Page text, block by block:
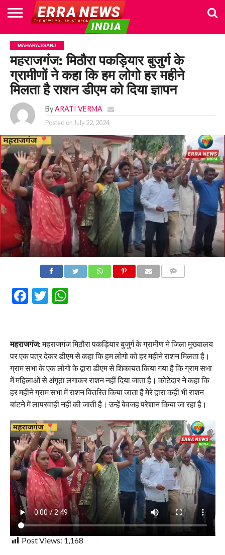
HOME
POLITICS
NEWS
BUSINESS
CULTURE
NATIONAL
SPORTS
LIFESTYLE
TRAVEL
OPINION
BREAKING
NEWS
ENTERTAINMENT
WORLD
CRIME
JOIN
US
MAHARAJGANJ
महराजगंज: मिठौरा पकड़ियार बुजुर्ग के
ग्रामीणों ने कहा कि हम लोगो हर महीने
मिलता है राशन डीएम को दिया ज्ञापन
By ARATI VERMA
Posted on July 22, 2024
Facebook
Twitter
WhatsApp
महराजगंज:महराजगंज मिठौरा पकड़ियार बुजुर्ग के ग्रामीण ने जिला मुख्यालय
पर एक पत्र देकर डीएम से कहा कि हम लोगो को हर महीने राशन मिलता है।
ग्राम सभा के एक लोगो के द्वारा डीएम से शिकायत किया गया है कि ग्राम सभा
में महिलाओं से अंगूठा लगाकर राशन नहीं दिया जाता है। कोटेदार ने कहा कि
हर महीने ग्राम सभा में राशन वितरित किया जाता है मेरे द्वारा कहीं भी राशन
बांटने में लापरवाही नहीं की जाती है। उन्हें बेवजह परेशान किया जा रहा है।
Post Views: 1,168